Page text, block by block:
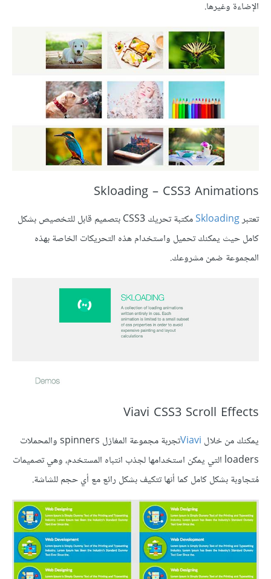
الإضاءة وغيرها.
Skloading – CSS3 Animations
تعتبرSkloading
مكتبة تحريك CSS3 بتصميم قابل للتخصيص بشكل
كامل حيث يمكنك تحميل واستخدام هذه التحريكات الخاصة بهذه
المجموعة ضمن مشروعك.
Viavi CSS3 Scroll Effects
يمكنك من خلال Viavi
تجربة مجموعة المغازل ‏spinners‏ والمحملات
‏loaders‏ التي يمكن استخدامها لجذب انتباه ‏المستخدم، وهي تصميمات
مُتجاوبة بشكل كامل كما أنها تتكيف بشكل رائع مع أي حجم للشاشة.